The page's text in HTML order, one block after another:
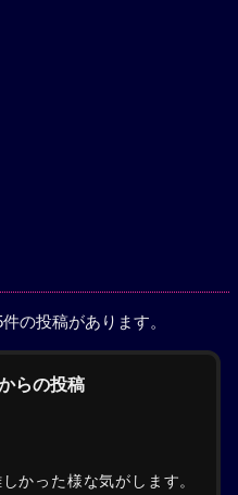
件の投稿があります。
らの投稿
かった様な気がします。